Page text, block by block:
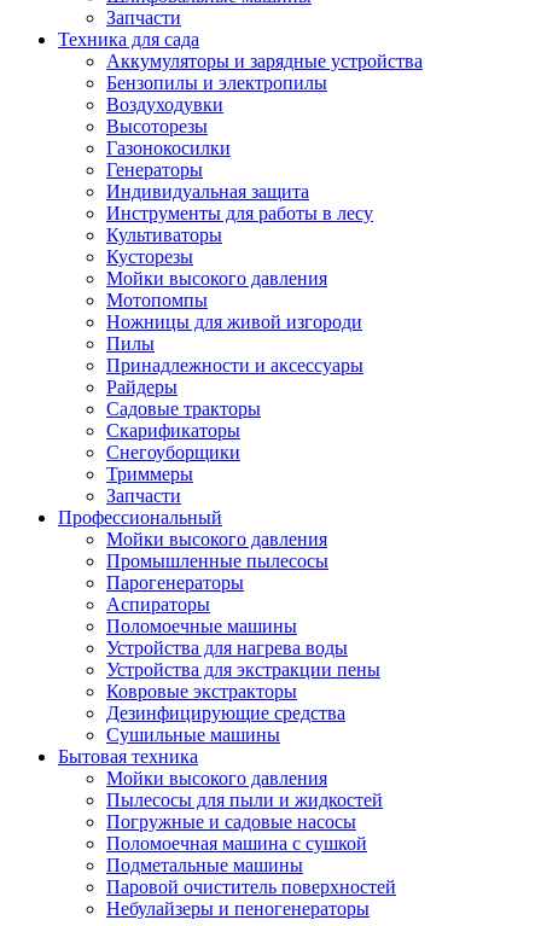
Запчасти
Техника для сада
Аккумуляторы и зарядные устройства
Бензопилы и электропилы
Воздуходувки
Высоторезы
Газонокосилки
Генераторы
Индивидуальная защита
Инструменты для работы в лесу
Культиваторы
Кусторезы
Мойки высокого давления
Мотопомпы
Ножницы для живой изгороди
Пилы
Принадлежности и аксессуары
Райдеры
Садовые тракторы
Скарификаторы
Снегоуборщики
Триммеры
Запчасти
Профессиональный
Мойки высокого давления
Промышленные пылесосы
Парогенераторы
Аспираторы
Поломоечные машины
Устройства для нагрева воды
Устройства для экстракции пены
Ковровые экстракторы
Дезинфицирующие средства
Сушильные машины
Бытовая техника
Мойки высокого давления
Пылесосы для пыли и жидкостей
Погружные и садовые насосы
Поломоечная машина с сушкой
Подметальные машины
Паровой очиститель поверхностей
Небулайзеры и пеногенераторы